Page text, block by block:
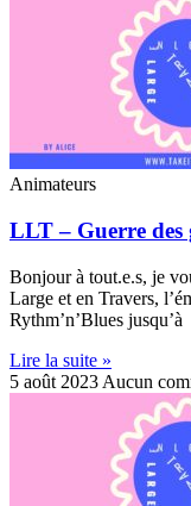
Animateurs
LLT – Guerre des
Bonjour à tout.e.s, je
Large et en Travers,
Rythm’n’Blues jusqu’à
Lire la suite »
5 août 2023 Aucun